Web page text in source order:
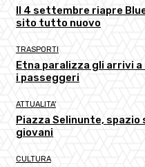
Il 4 settembre riapre
sito tutto nuovo
TRASPORTI
Etna paralizza gli arrivi
i passeggeri
ATTUALITA'
Piazza Selinunte,
giovani
CULTURA